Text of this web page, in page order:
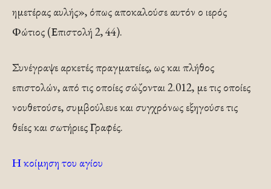
ημετέρας αυλής», όπως αποκαλούσε αυτόν ο ιερός
Φώτιος (Επιστολή 2, 44).
Συνέγραψε αρκετές πραγματείες, ως και πλήθος
επιστολών, από τις οποίες σώζονται 2.012, με τις οποίες
νουθετούσε, συμβούλευε και συγχρόνως εξηγούσε τις
θείες και σωτήριες Γραφές.
Η κοίμηση του αγίου